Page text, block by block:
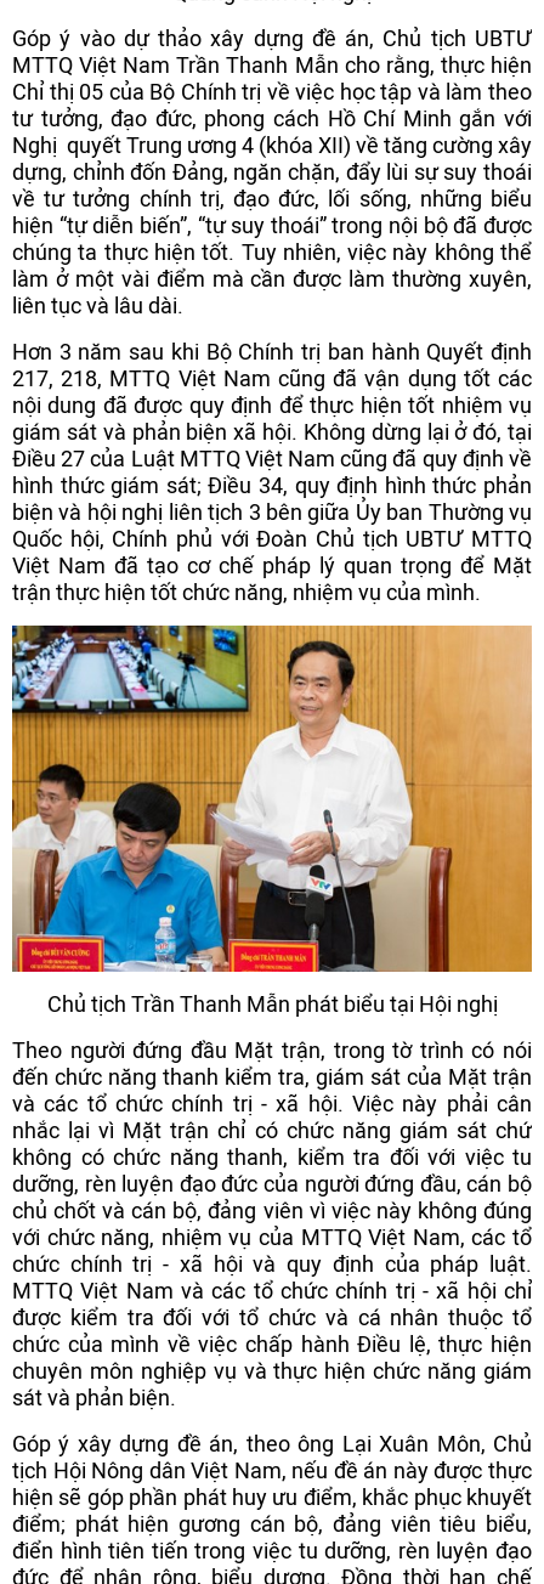
Góp ý vào dự thảo xây dựng đề án, Chủ tịch UBTƯ
MTTQ Việt Nam Trần Thanh Mẫn cho rằng, thực hiện
Chỉ thị 05 của Bộ Chính trị về việc học tập và làm theo
tư tưởng, đạo đức, phong cách Hồ Chí Minh gắn với
Nghị quyết Trung ương 4 (khóa XII) về tăng cường xây
dựng, chỉnh đốn Đảng, ngăn chặn, đẩy lùi sự suy thoái
về tư tưởng chính trị, đạo đức, lối sống, những biểu
hiện “tự diễn biến”, “tự suy thoái” trong nội bộ đã được
chúng ta thực hiện tốt. Tuy nhiên, việc này không thể
làm ở một vài điểm mà cần được làm thường xuyên,
liên tục và lâu dài.
Hơn 3 năm sau khi Bộ Chính trị ban hành Quyết định
217, 218, MTTQ Việt Nam cũng đã vận dụng tốt các
nội dung đã được quy định để thực hiện tốt nhiệm vụ
giám sát và phản biện xã hội. Không dừng lại ở đó, tại
Điều 27 của Luật MTTQ Việt Nam cũng đã quy định về
hình thức giám sát; Điều 34, quy định hình thức phản
biện và hội nghị liên tịch 3 bên giữa Ủy ban Thường vụ
Quốc hội, Chính phủ với Đoàn Chủ tịch UBTƯ MTTQ
Việt Nam đã tạo cơ chế pháp lý quan trọng để Mặt
trận thực hiện tốt chức năng, nhiệm vụ của mình.
Chủ tịch Trần Thanh Mẫn phát biểu tại Hội nghị
Theo người đứng đầu Mặt trận, trong tờ trình có nói
đến chức năng thanh kiểm tra, giám sát của Mặt trận
và các tổ chức chính trị - xã hội. Việc này phải cân
nhắc lại vì Mặt trận chỉ có chức năng giám sát chứ
không có chức năng thanh, kiểm tra đối với việc tu
dưỡng, rèn luyện đạo đức của người đứng đầu, cán bộ
chủ chốt và cán bộ, đảng viên vì việc này không đúng
với chức năng, nhiệm vụ của MTTQ Việt Nam, các tổ
chức chính trị - xã hội và quy định của pháp luật.
MTTQ Việt Nam và các tổ chức chính trị - xã hội chỉ
được kiểm tra đối với tổ chức và cá nhân thuộc tổ
chức của mình về việc chấp hành Điều lệ, thực hiện
chuyên môn nghiệp vụ và thực hiện chức năng giám
sát và phản biện.
Góp ý xây dựng đề án, theo ông Lại Xuân Môn, Chủ
tịch Hội Nông dân Việt Nam, nếu đề án này được thực
hiện sẽ góp phần phát huy ưu điểm, khắc phục khuyết
điểm; phát hiện gương cán bộ, đảng viên tiêu biểu,
điển hình tiên tiến trong việc tu dưỡng, rèn luyện đạo
đức để nhân rộng, biểu dương. Đồng thời hạn chế